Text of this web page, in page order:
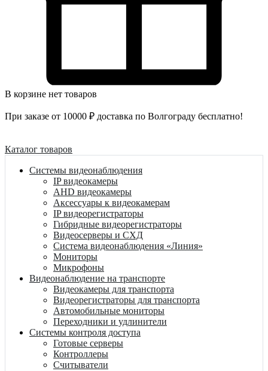
В корзине нет товаров
При заказе от 10000 ₽ доставка по Волгограду бесплатно!
Каталог товаров
Системы видеонаблюдения
IP видеокамеры
AHD видеокамеры
Аксессуары к видеокамерам
IP видеорегистраторы
Гибридные видеорегистраторы
Видеосерверы и СХД
Система видеонаблюдения «Линия»
Мониторы
Микрофоны
Видеонаблюдение на транспорте
Видеокамеры для транспорта
Видеорегистраторы для транспорта
Автомобильные мониторы
Переходники и удлинители
Системы контроля доступа
Готовые серверы
Контроллеры
Считыватели